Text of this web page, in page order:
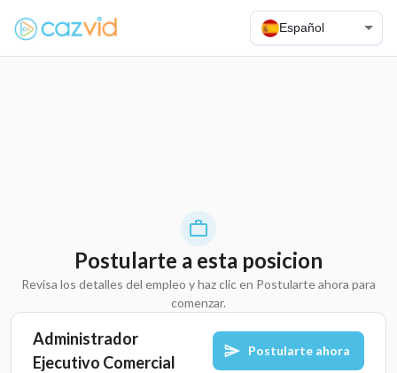
Español
Postularte a esta posicion
Revisa los detalles del empleo y haz clic en Postularte ahora para
comenzar.
Administrador
Ejecutivo Comercial
Postularte ahora